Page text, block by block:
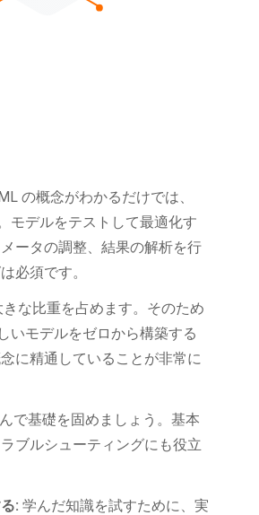
の概念がわかるだけでは、
モデルをテストして最適化す
ータの調整、結果の解析を行
必須です。
な比重を占めます。そのため
いモデルをゼロから構築する
に精通していることが非常に
で基礎を固めましょう。基本
ブルシューティングにも役立
: 学んだ知識を試すために、実